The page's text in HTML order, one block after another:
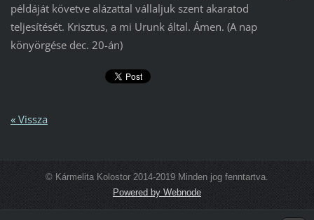
példáját követve alázattal vállaljuk szent akaratod
teljesítését. Krisztus, a mi Urunk által. Ámen. (A nap
könyörgése dec. 20-án)
« Vissza
© Kármelita Kolostor 2014-2019 Minden jog fenntartva.
Powered by Webnode